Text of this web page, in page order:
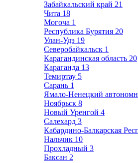
Забайкальский край 21
Чита 18
Могоча 1
Республика Бурятия 20
Улан-Удэ 19
Северобайкальск 1
Карагандинская область 20
Караганда 13
Темиртау 5
Сарань 1
Ямало-Ненецкий
Ноябрьск 8
Новый Уренгой 4
Салехард 3
Кабардино-Балкарская
Нальчик 10
Прохладный 3
Баксан 2